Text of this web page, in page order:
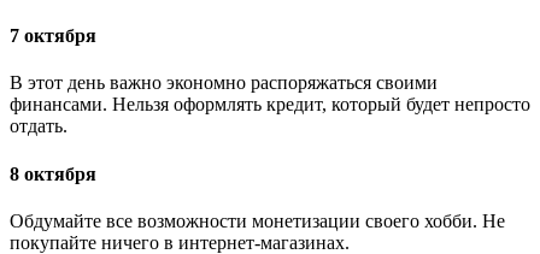
7 октября
В этот день важно экономно распоряжаться своими
финансами. Нельзя оформлять кредит, который будет непросто
отдать.
8 октября
Обдумайте все возможности монетизации своего хобби. Не
покупайте ничего в интернет-магазинах.